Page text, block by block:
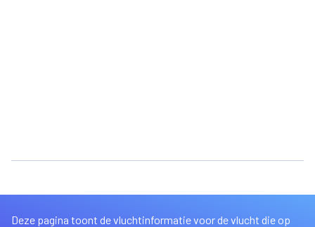
Deze pagina toont de vluchtinformatie voor de vlucht die op